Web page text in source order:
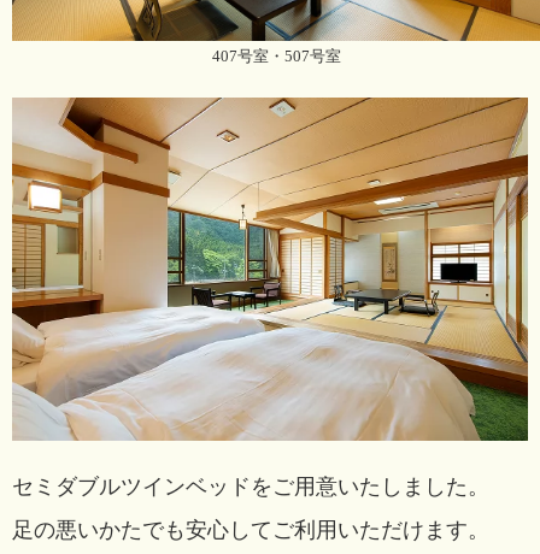
407号室・507号室
セミダブルツインベッドをご用意いたしました。
足の悪いかたでも安心してご利用いただけます。